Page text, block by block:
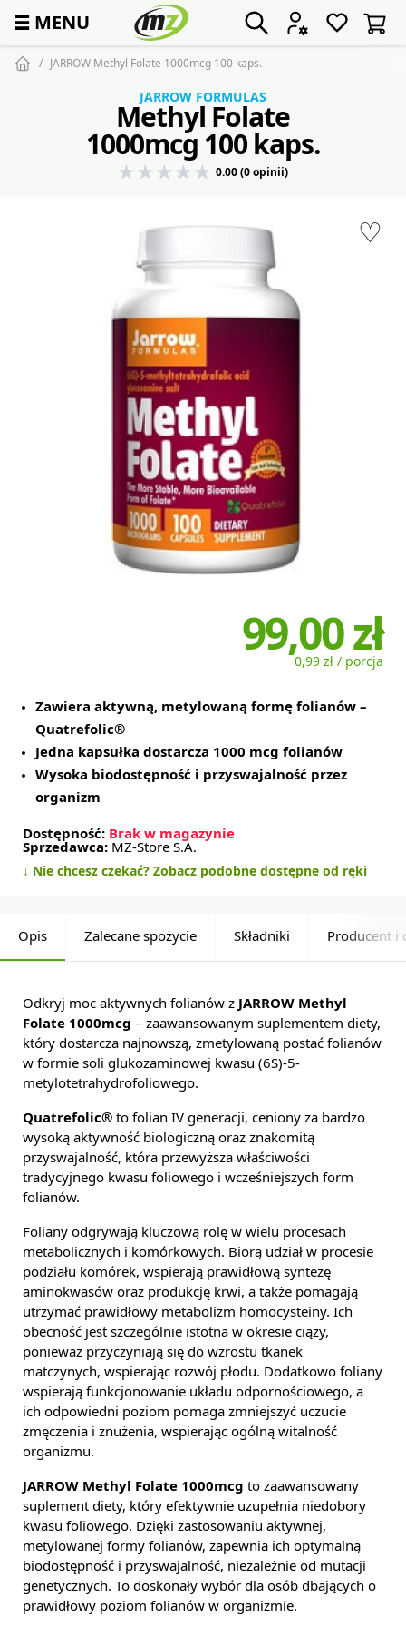
☰ MENU
JARROW Methyl Folate 1000mcg 100 kaps.
♡
JARROW FORMULAS
Methyl Folate
1000mcg 100 kaps.
0.00 (0 opinii)
99,00 zł
0,99 zł / porcja
Zawiera aktywną, metylowaną formę folianów –
Quatrefolic®
Jedna kapsułka dostarcza 1000 mcg folianów
Wysoka biodostępność i przyswajalność przez
organizm
Dostępność: Brak w magazynie
Sprzedawca: MZ-Store S.A.
↓ Nie chcesz czekać? Zobacz podobne dostępne od ręki
Opis Zalecane spożycie Składniki Producent i
Odkryj moc aktywnych folianów z JARROW Methyl
Folate 1000mcg – zaawansowanym suplementem diety,
który dostarcza najnowszą, zmetylowaną postać folianów
w formie soli glukozaminowej kwasu (6S)-5-
metylotetrahydrofoliowego.
Quatrefolic® to folian IV generacji, ceniony za bardzo
wysoką aktywność biologiczną oraz znakomitą
przyswajalność, która przewyższa właściwości
tradycyjnego kwasu foliowego i wcześniejszych form
folianów.
Foliany odgrywają kluczową rolę w wielu procesach
metabolicznych i komórkowych. Biorą udział w procesie
podziału komórek, wspierają prawidłową syntezę
aminokwasów oraz produkcję krwi, a także pomagają
utrzymać prawidłowy metabolizm homocysteiny. Ich
obecność jest szczególnie istotna w okresie ciąży,
ponieważ przyczyniają się do wzrostu tkanek
matczynych, wspierając rozwój płodu. Dodatkowo foliany
wspierają funkcjonowanie układu odpornościowego, a
ich odpowiedni poziom pomaga zmniejszyć uczucie
zmęczenia i znużenia, wspierając ogólną witalność
organizmu.
JARROW Methyl Folate 1000mcg to zaawansowany
suplement diety, który efektywnie uzupełnia niedobory
kwasu foliowego. Dzięki zastosowaniu aktywnej,
metylowanej formy folianów, zapewnia ich optymalną
biodostępność i przyswajalność, niezależnie od mutacji
genetycznych. To doskonały wybór dla osób dbających o
prawidłowy poziom folianów w organizmie.